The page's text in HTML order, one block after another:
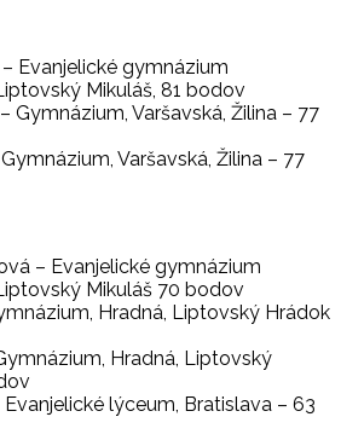
Evanjelické gymnázium
Mikuláš, 81 bodov
Gymnázium, Varšavská, Žilina – 77
Varšavská, Žilina – 77
– Evanjelické gymnázium
Mikuláš 70 bodov
Hradná, Liptovský Hrádok
Hradná, Liptovský
Evanjelické lýceum, Bratislava – 63